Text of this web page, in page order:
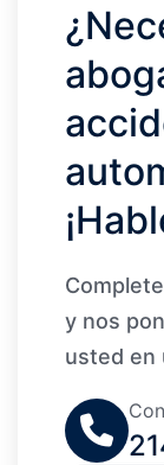
y nos
usted en